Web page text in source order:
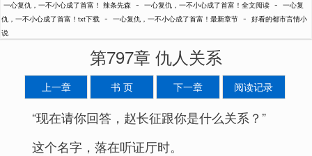
一心复仇，一不小心成了首富！ 辣条先森 - 一心复仇，一不小心成了首富！全文阅读 - 一心复
仇，一不小心成了首富！txt下载 - 一心复仇，一不小心成了首富！最新章节 - 好看的都市言情小
说
第797章 仇人关系
上一章 书 页 下一章 阅读记录
“现在请你回答，赵长征跟你是什么关系？”
这个名字，落在听证厅时。